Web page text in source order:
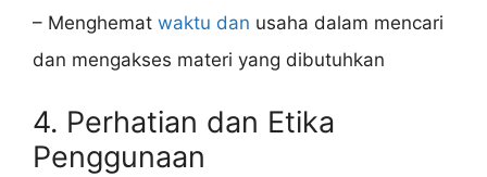
– Menghemat waktu dan usaha dalam mencari
dan mengakses materi yang dibutuhkan
4. Perhatian dan Etika
Penggunaan